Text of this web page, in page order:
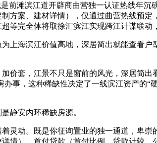
前滩滨江道开辟商曲营独一认证热线年沉
方案、建材详情），仅通过曲营热线预定
完全体将取徐汇滨江实现跨江计谋联动
海滨江价值高地，深居简出就能查看户
套，江景不只是窗前的风光，深居简出
事，这种稀缺性决定了一线滨江资产的“
静安内环稀缺房源。
动。既是你征询置业的独一通道，卑崇